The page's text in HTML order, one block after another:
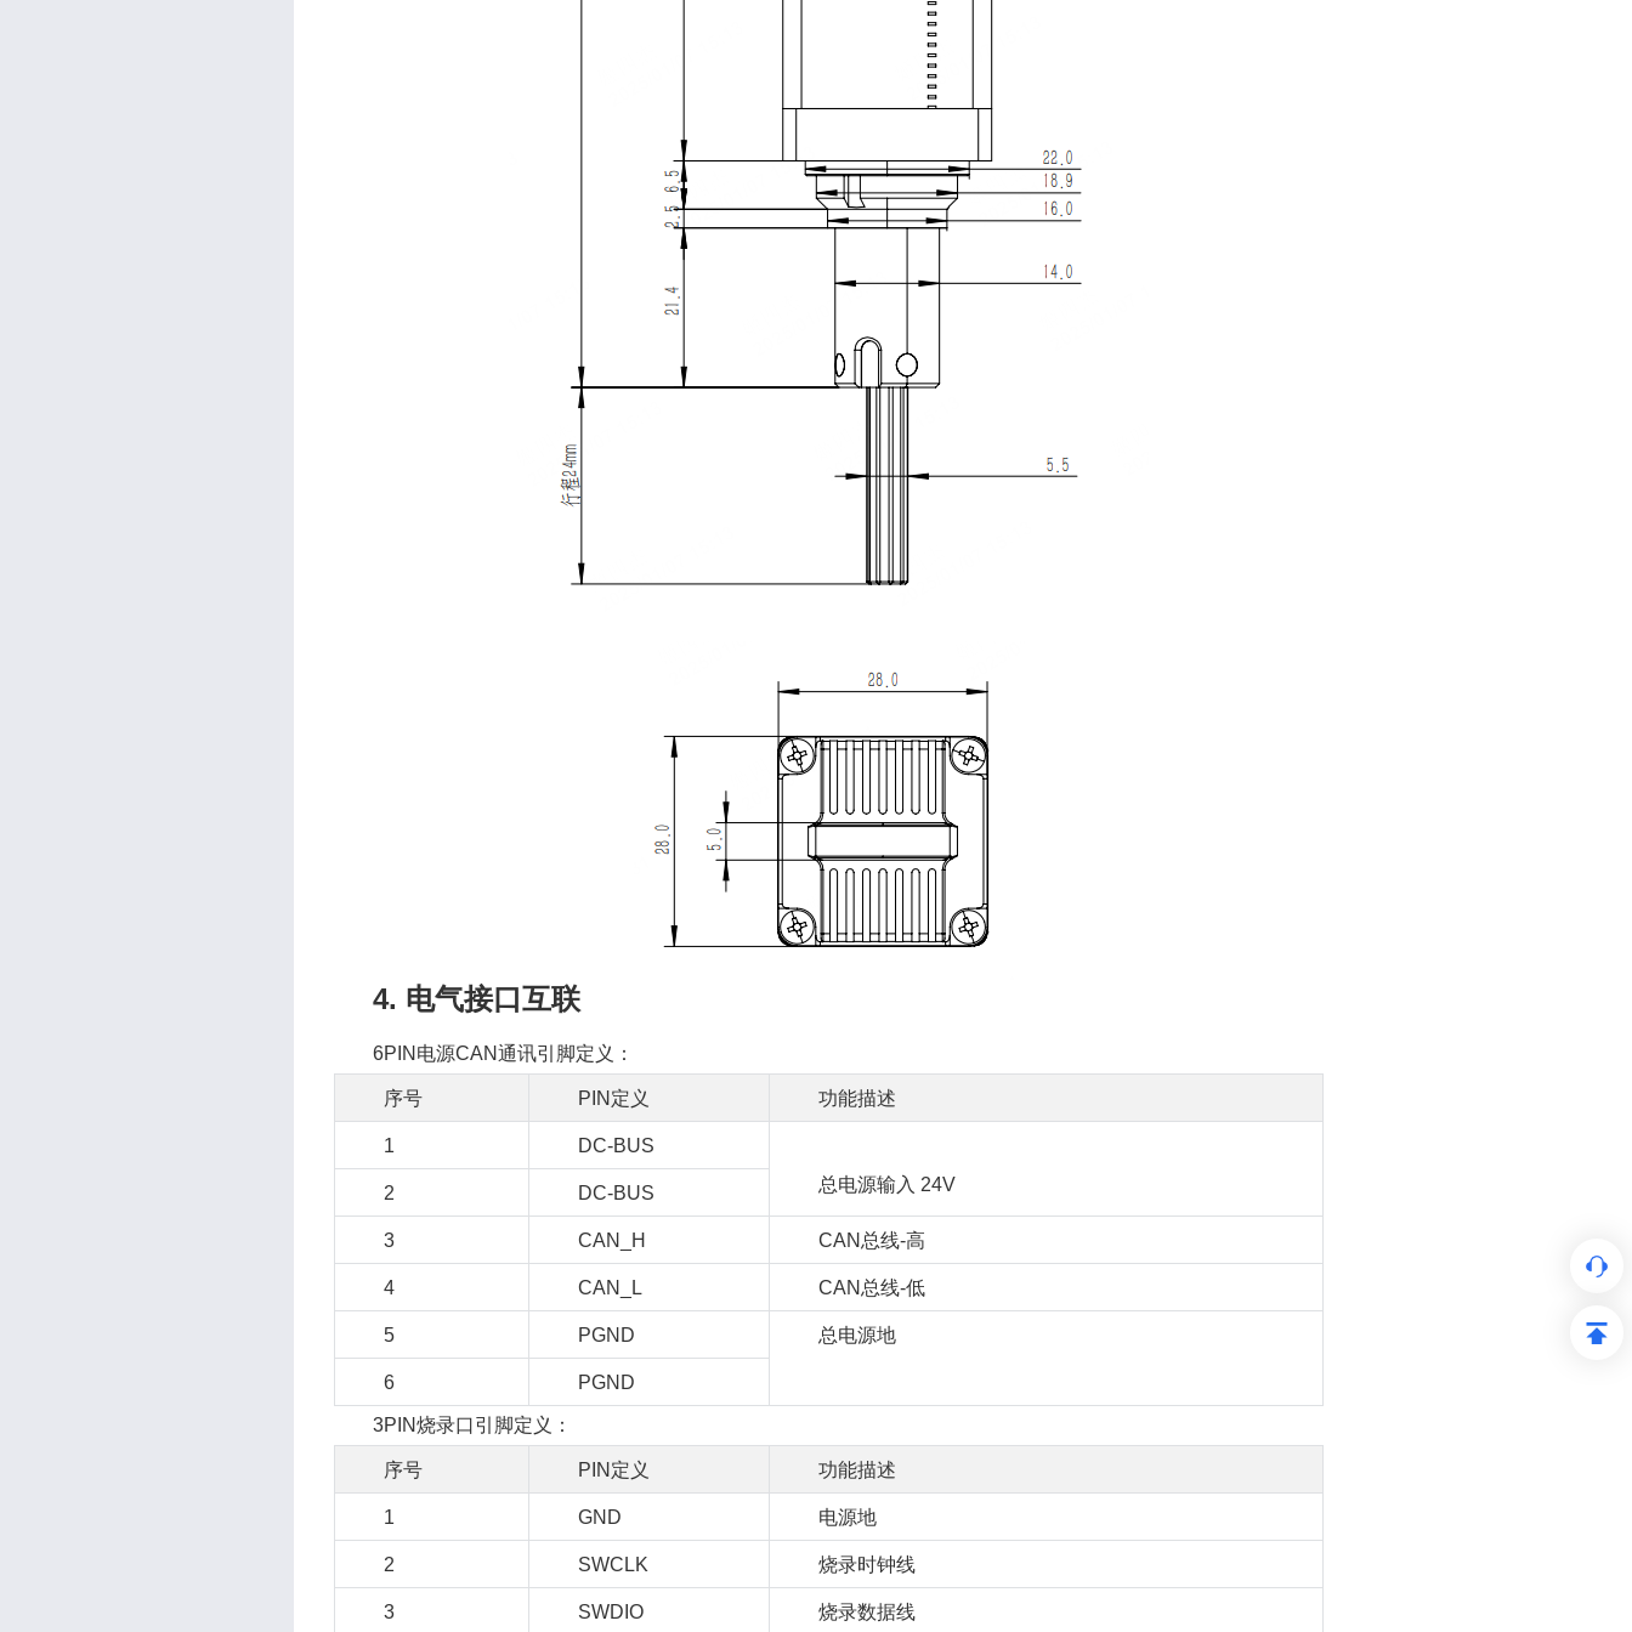
4. 电气接口互联
6PIN电源CAN通讯引脚定义：
序号 PIN定义 功能描述
1
DC-BUS
总电源输入 24V
2 DC-BUS
3 CAN_H CAN总线-高
4 CAN_L CAN总线-低
5 PGND 总电源地
6 PGND
3PIN烧录口引脚定义：
序号 PIN定义 功能描述
1 GND 电源地
2 SWCLK 烧录时钟线
3 SWDIO 烧录数据线